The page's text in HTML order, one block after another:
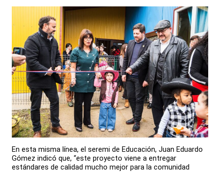
En esta misma línea, el seremi de Educación, Juan Eduardo
Gómez indicó que, “este proyecto viene a entregar
estándares de calidad mucho mejor para la comunidad